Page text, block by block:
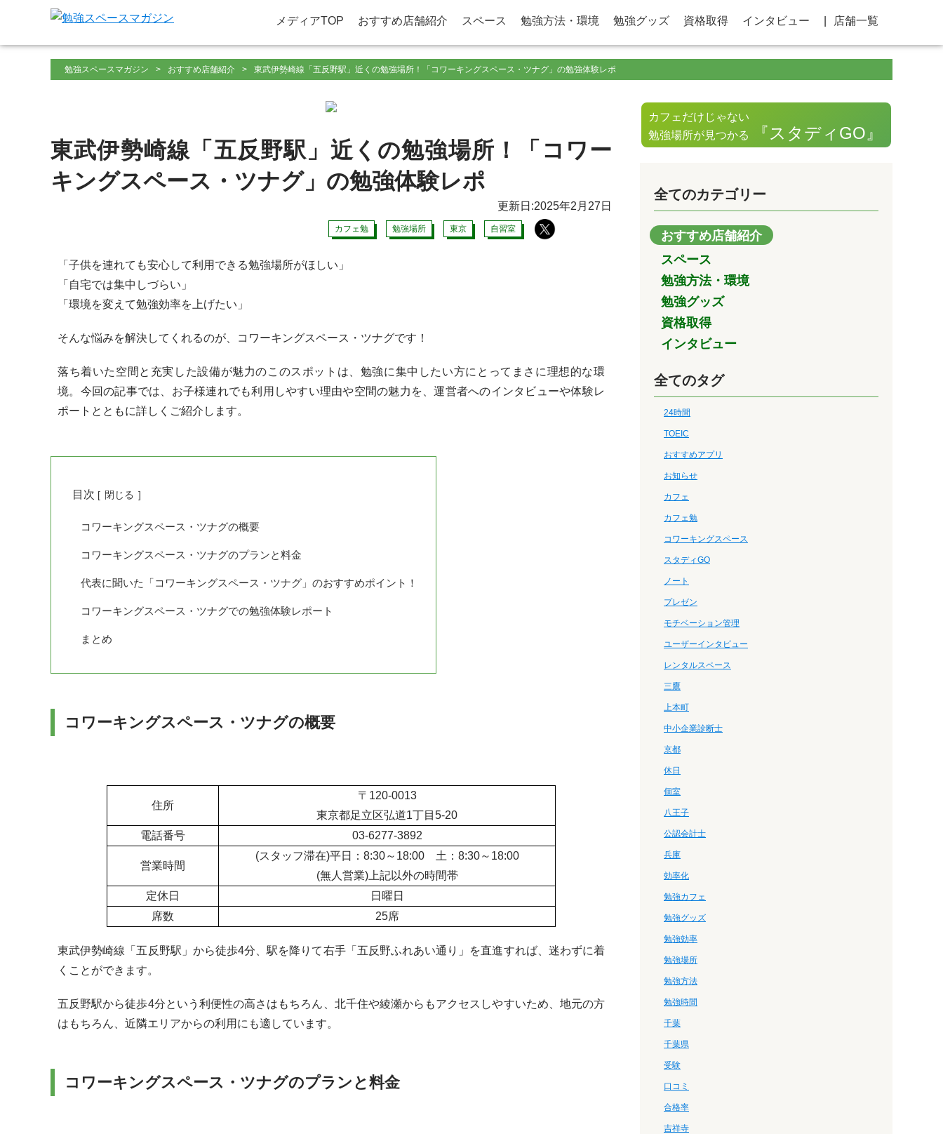
メディアTOP おすすめ店舗紹介 スペース 勉強方法・環境 勉強グッズ 資格取得 インタビュー 店舗一覧
勉強スペースマガジン おすすめ店舗紹介 東武伊勢崎線「五反野駅」近くの勉強場所！「コワーキングスペース・ツナグ」の勉強体験レポ
東武伊勢崎線「五反野駅」近くの勉強場所！「コワー
キングスペース・ツナグ」の勉強体験レポ
更新日:2025年2月27日
カフェ勉 勉強場所 東京 自習室
「子供を連れても安心して利用できる勉強場所がほしい」
「自宅では集中しづらい」
「環境を変えて勉強効率を上げたい」
そんな悩みを解決してくれるのが、コワーキングスペース・ツナグです！
落ち着いた空間と充実した設備が魅力のこのスポットは、勉強に集中したい方にとってまさに理想的な環
境。今回の記事では、お子様連れでも利用しやすい理由や空間の魅力を、運営者へのインタビューや体験レ
ポートとともに詳しくご紹介します。
目次 [ 閉じる ]
コワーキングスペース・ツナグの概要
コワーキングスペース・ツナグのプランと料金
代表に聞いた「コワーキングスペース・ツナグ」のおすすめポイント！
コワーキングスペース・ツナグでの勉強体験レポート
まとめ
コワーキングスペース・ツナグの概要
住所
〒120-0013
東京都足立区弘道1丁目5-20
電話番号
03-6277-3892
営業時間
(スタッフ滞在)平日：8:30～18:00 土：8:30～18:00
(無人営業)上記以外の時間帯
定休日
日曜日
席数
25席
東武伊勢崎線「五反野駅」から徒歩4分、駅を降りて右手「五反野ふれあい通り」を直進すれば、迷わずに着
くことができます。
五反野駅から徒歩4分という利便性の高さはもちろん、北千住や綾瀬からもアクセスしやすいため、地元の方
はもちろん、近隣エリアからの利用にも適しています。
コワーキングスペース・ツナグのプランと料金
カフェだけじゃない
勉強場所が見つかる
『スタディGO』
全てのカテゴリー
おすすめ店舗紹介
スペース
勉強方法・環境
勉強グッズ
資格取得
インタビュー
全てのタグ
24時間
TOEIC
おすすめアプリ
お知らせ
カフェ
カフェ勉
コワーキングスペース
スタディGO
ノート
プレゼン
モチベーション管理
ユーザーインタビュー
レンタルスペース
三鷹
上本町
中小企業診断士
京都
休日
個室
八王子
公認会計士
兵庫
効率化
勉強カフェ
勉強グッズ
勉強効率
勉強場所
勉強方法
勉強時間
千葉
千葉県
受験
口コミ
合格率
吉祥寺